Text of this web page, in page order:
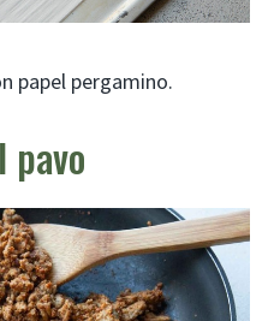
papel pergamino.
pavo